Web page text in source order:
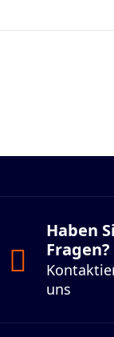
Haben
Fragen?
uns